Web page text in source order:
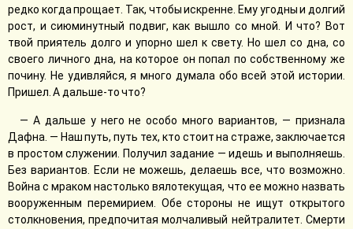
редко когда прощает. Так, чтобы искренне. Ему угодны и долгий
рост, и сиюминутный подвиг, как вышло со мной. И что? Вот
твой приятель долго и упорно шел к свету. Но шел со дна, со
своего личного дна, на которое он попал по собственному же
почину. Не удивляйся, я много думала обо всей этой истории.
Пришел. А дальше-то что?
— А дальше у него не особо много вариантов, — признала
Дафна. — Наш путь, путь тех, кто стоит на страже, заключается
в простом служении. Получил задание — идешь и выполняешь.
Без вариантов. Если не можешь, делаешь все, что возможно.
Война с мраком настолько вялотекущая, что ее можно назвать
вооруженным перемирием. Обе стороны не ищут открытого
столкновения, предпочитая молчаливый нейтралитет. Смерти